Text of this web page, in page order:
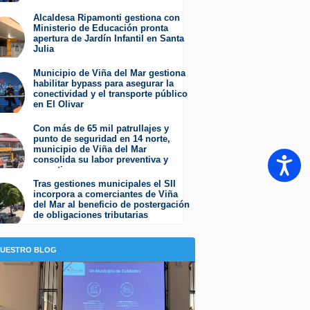
Alcaldesa Ripamonti gestiona con
Ministerio de Educación pronta
apertura de Jardín Infantil en Santa
Julia
Municipio de Viña del Mar gestiona
habilitar bypass para asegurar la
conectividad y el transporte público
en El Olivar
Con más de 65 mil patrullajes y
punto de seguridad en 14 norte,
municipio de Viña del Mar
consolida su labor preventiva y
operativa
Jueves 30 de Julio de 2026
Tras gestiones municipales el SII
incorpora a comerciantes de Viña
del Mar al beneficio de postergación
de obligaciones tributarias
BLOG